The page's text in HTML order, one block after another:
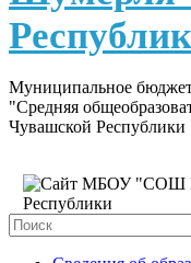
Муниципальное
"Средняя
Чувашской Республики